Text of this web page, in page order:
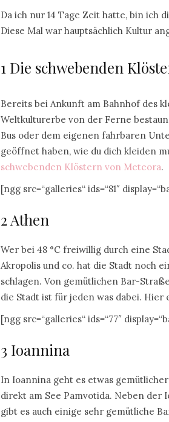
Da ich nur 14 Tage Zeit hatte, bin ich
Diese Mal war hauptsächlich Kultur
1 Die schwebenden
Bereits bei Ankunft am Bahnhof des
Weltkulturerbe von der Ferne
Bus oder dem eigenen fahrbaren
geöffnet haben, wie du dich kleiden
schwebenden Klöstern von Meteora.
[ngg src=“galleries“ ids=“81″
2 Athen
Wer bei 48 °C freiwillig durch eine
Akropolis und co. hat die Stadt noch
schlagen. Von gemütlichen Bar-
die Stadt ist für jeden was dabei.
[ngg src=“galleries“ ids=“77″
3 Ioannina
In Ioannina geht es etwas
direkt am See Pamvotida. Neben der
gibt es auch einige sehr gemütliche